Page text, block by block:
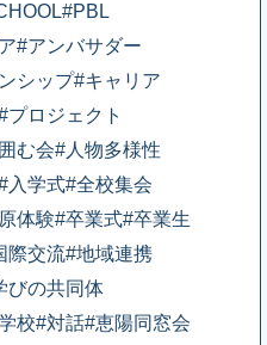
#PBL
#アンバサダー
シップ#キャリア
プロジェクト
む会#人物多様性
入学式#全校集会
体験#卒業式#卒業生
際交流#地域連携
びの共同体
校#対話#恵陽同窓会